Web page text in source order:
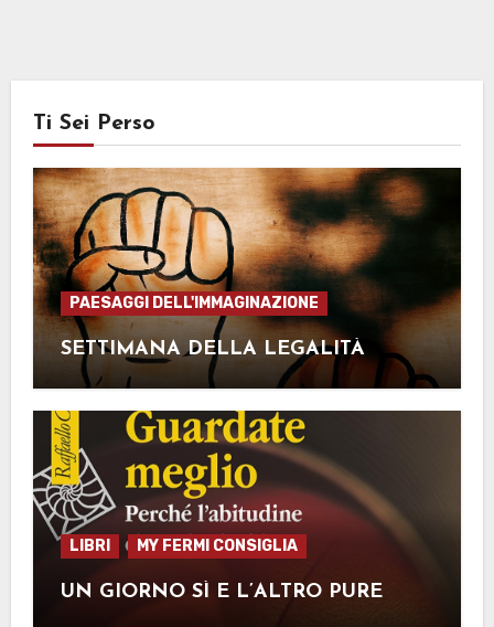
Ti Sei Perso
PAESAGGI DELL'IMMAGINAZIONE
SETTIMANA DELLA LEGALITÀ
LIBRI MY FERMI CONSIGLIA
UN GIORNO SÌ E L’ALTRO PURE